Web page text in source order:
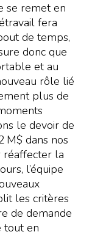
se remet en
fera
de temps,
donc que
et au
rôle lié
plus de
le devoir de
M$ dans nos
réaffecter la
l’équipe
les critères
de demande
tout en